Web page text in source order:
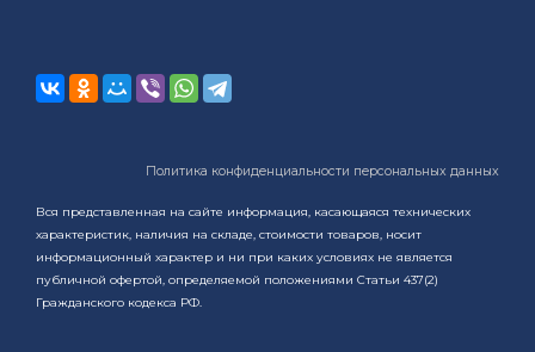
Политика конфиденциальности персональных данных
Вся представленная на сайте информация, касающаяся технических
характеристик, наличия на складе, стоимости товаров, носит
информационный характер и ни при каких условиях не является
публичной офертой, определяемой положениями Статьи 437(2)
Гражданского кодекса РФ.